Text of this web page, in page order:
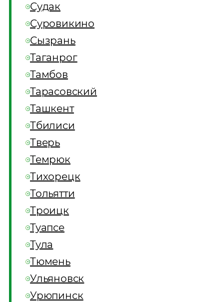
Судак
Суровикино
Сызрань
Таганрог
Тамбов
Тарасовский
Ташкент
Тбилиси
Тверь
Темрюк
Тихорецк
Тольятти
Троицк
Туапсе
Тула
Тюмень
Ульяновск
Урюпинск